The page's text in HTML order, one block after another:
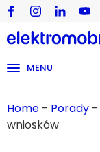
MENU
Home - Porady -
wniosków